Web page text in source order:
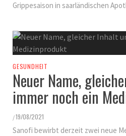
Grippesaison in saarländischen
GESUNDHEIT
Neuer Name,
immer noch ein
/19/08/2021
Sanofi bewirbt derzeit zwei neue